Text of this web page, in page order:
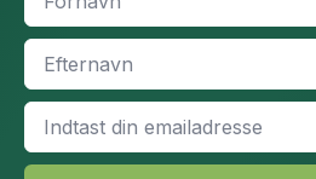
Efternavn
Email